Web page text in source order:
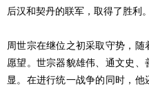
后汉和契丹的联军，取得了胜利。
周世宗在继位之初采取守势，
愿望。世宗器貌雄伟、通文史
显。在进行统一战争的同时，